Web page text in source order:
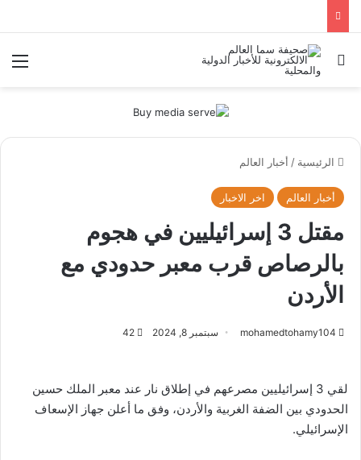
بحث عن
الرئيسية / أخبار العالم
أخبار العالم اخر الاخبار
مقتل 3 إسرائيليين في هجوم
بالرصاص قرب معبر حدودي مع
الأردن
mohamedtohamy104 سبتمبر 8, 2024 42
لقي 3 إسرائيليين مصرعهم في إطلاق نار عند معبر الملك حسين
الحدودي بين الضفة الغربية والأردن، وفق ما أعلن جهاز الإسعاف
الإسرائيلي.